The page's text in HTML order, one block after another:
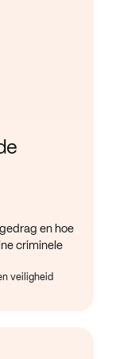
en hoe
criminele
veiligheid